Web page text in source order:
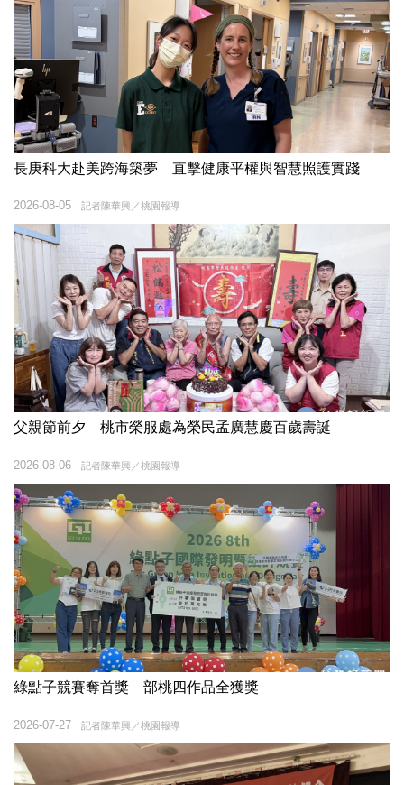
長庚科大赴美跨海築夢 直擊健康平權與智慧照護實踐
記者陳華興／桃園報導
2026-08-05
父親節前夕 桃市榮服處為榮民孟廣慧慶百歲壽誕
記者陳華興／桃園報導
2026-08-06
綠點子競賽奪首獎 部桃四作品全獲獎
記者陳華興／桃園報導
2026-07-27